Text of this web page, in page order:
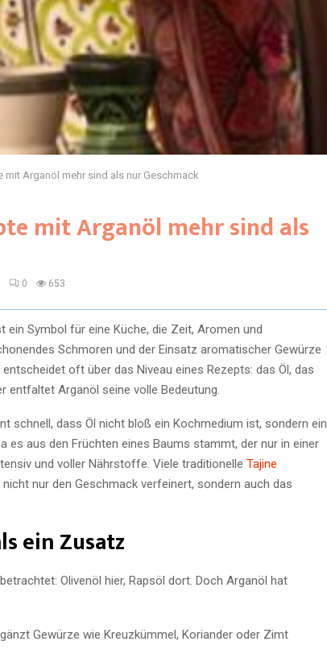
mit Arganöl mehr sind als nur Geschmack
mit Arganöl mehr sind als
0 653
Symbol für eine Küche, die Zeit, Aromen und
Schmoren und der Einsatz aromatischer Gewürze
oft über das Niveau eines Rezepts: das Öl, das
entfaltet Arganöl seine volle Bedeutung.
schnell, dass Öl nicht bloß ein Kochmedium ist, sondern ein
es aus den Früchten eines Baums stammt, der nur in einer
und voller Nährstoffe. Viele traditionelle Tajine
nur den Geschmack verfeinert, sondern auch das
ein Zusatz
Olivenöl hier, Rapsöl dort. Doch Arganöl hat
Gewürze wie Kreuzkümmel, Koriander oder Zimt